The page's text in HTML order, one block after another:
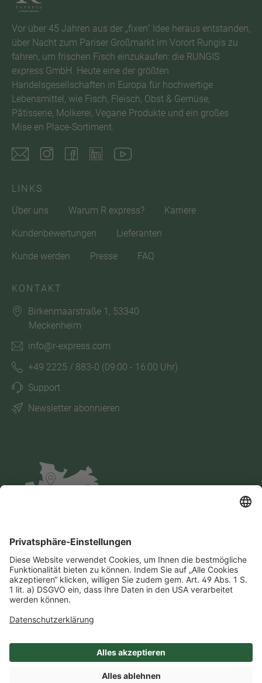
Vor über 45 Jahren aus der „fixen“ Idee heraus entstanden,
über Nacht zum Pariser Großmarkt im Vorort Rungis zu
fahren, um frischen Fisch einzukaufen: die RUNGIS
express GmbH. Heute eine der größten
Handelsgesellschaften in Europa für hochwertige
Lebensmittel, wie Fisch, Fleisch, Obst & Gemüse,
Pâtisserie, Molkerei, Vegane Produkte und ein großes
Mise en Place-Sortiment.
LINKS
Über uns
Warum R express? Karriere
Kundenbewertungen Lieferanten
Kunde werden Presse FAQ
KONTAKT
Birkenmaarstraße 1, 53340
Meckenheim
info@r-express.com
+49 2225 / 883-0 (09:00 - 16:00 Uhr)
Support
Newsletter abonnieren
Impressum Datenschutz
AGB
Cookie-Einstellungen
Compliance